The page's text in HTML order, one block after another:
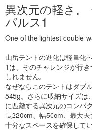
異次元の軽さ
パルス1
One of the lightest double-
山岳テントの進化は軽量化
1は、そのチャレンジが行
しれません。
なぜならこのテントはダブ
545g。さらに収納サイズは
に匹敵する異次元のコンパ
長220cm、幅50cm、最大
十分なスペースを確保してい